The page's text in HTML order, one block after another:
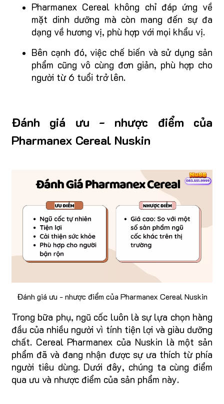
Pharmanex Cereal không chỉ đáp ứng về
mặt dinh dưỡng mà còn mang đến sự đa
dạng về hương vị, phù hợp với mọi khẩu vị.
Bên cạnh đó, việc chế biến và sử dụng sản
phẩm cũng vô cùng đơn giản, phù hợp cho
người từ 6 tuổi trở lên.
Đánh giá ưu - nhược điểm của
Pharmanex Cereal Nuskin
Đánh giá ưu - nhược điểm của Pharmanex Cereal Nuskin
Trong bữa phụ, ngũ cốc luôn là sự lựa chọn hàng
đầu của nhiều người vì tính tiện lợi và giàu dưỡng
chất. Cereal Pharmanex của Nuskin là một sản
phẩm đã và đang nhận được sự ưa thích từ phía
người tiêu dùng. Dưới đây, chúng ta cùng điểm
qua ưu và nhược điểm của sản phẩm này.